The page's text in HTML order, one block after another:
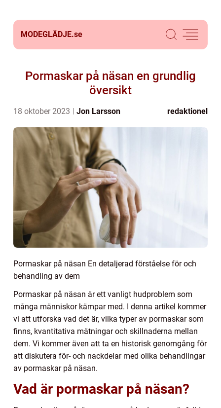
MODEGLÄDJE.se
Pormaskar på näsan en grundlig
översikt
18 oktober 2023 Jon Larsson redaktionel
Pormaskar på näsan En detaljerad förståelse för och
behandling av dem
Pormaskar på näsan är ett vanligt hudproblem som
många människor kämpar med. I denna artikel kommer
vi att utforska vad det är, vilka typer av pormaskar som
finns, kvantitativa mätningar och skillnaderna mellan
dem. Vi kommer även att ta en historisk genomgång för
att diskutera för- och nackdelar med olika behandlingar
av pormaskar på näsan.
Vad är pormaskar på näsan?